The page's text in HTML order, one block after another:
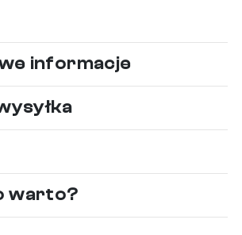
informacje
warto?